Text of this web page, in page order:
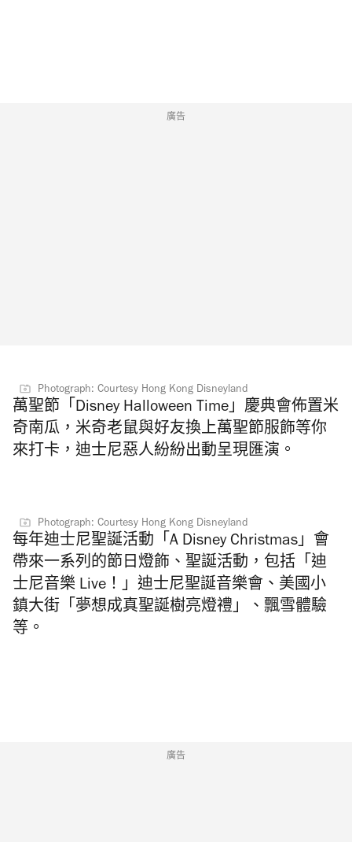
廣告
Photograph: Courtesy Hong Kong Disneyland
萬聖節「Disney Halloween Time」慶典會佈置米
奇南瓜，米奇老鼠與好友換上萬聖節服飾等你
來打卡，迪士尼惡人紛紛出動呈現匯演。
Photograph: Courtesy Hong Kong Disneyland
每年迪士尼聖誕活動「A Disney Christmas」會
帶來一系列的節日燈飾、聖誕活動，包括「迪
士尼音樂 Live！」迪士尼聖誕音樂會、美國小
鎮大街「夢想成真聖誕樹亮燈禮」、飄雪體驗
等。
廣告